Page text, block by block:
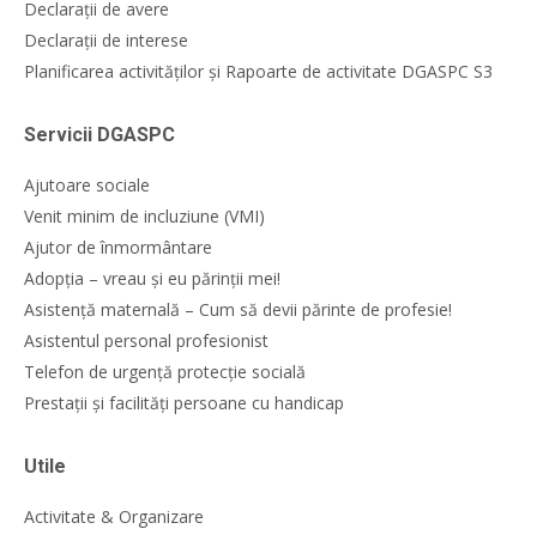
Declarații de avere
Declarații de interese
Planificarea activităților și Rapoarte de activitate DGASPC S3
Servicii DGASPC
Ajutoare sociale
Venit minim de incluziune (VMI)
Ajutor de înmormântare
Adopția – vreau și eu părinții mei!
Asistență maternală – Cum să devii părinte de profesie!
Asistentul personal profesionist
Telefon de urgență protecție socială
Prestații și facilități persoane cu handicap
Utile
Activitate & Organizare